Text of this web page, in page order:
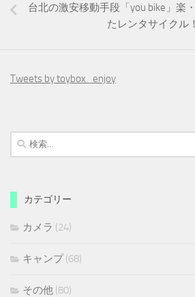
台北の激安移動手段「you bike」楽
たレンタサイクル！
Tweets by toybox_enjoy
検
索:
カテゴリー
カメラ (24)
キャンプ(68)
その他 (80)